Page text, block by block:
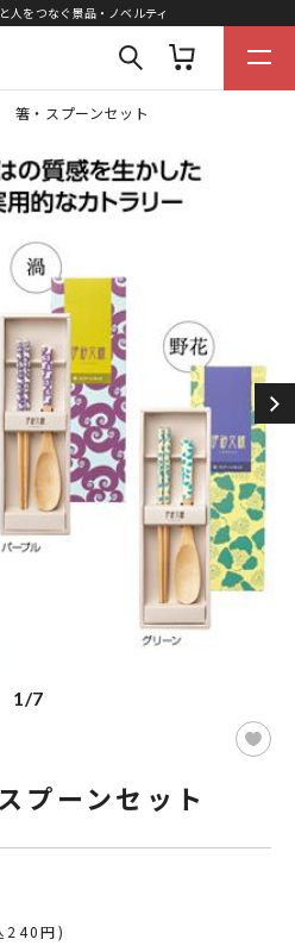
人をつなぐ景品・ノベルティ
箸・スプーンセット
1/7
プーンセット
240円)